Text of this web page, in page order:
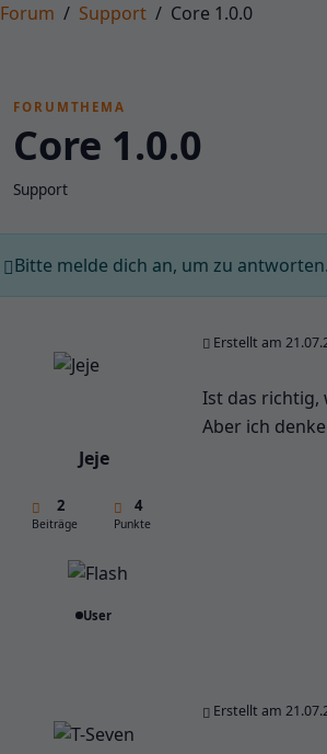
Forum Support Core 1.0.0
FORUMTHEMA
Core 1.0.0
Support
Bitte melde dich an, um zu antworten.
Jeje
2
Beiträge
4
Punkte
User
Erstellt am
Ist das richtig,
Aber ich
Erstellt am